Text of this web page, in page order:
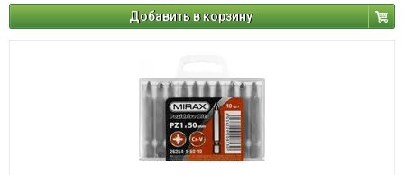
Добавить в корзину